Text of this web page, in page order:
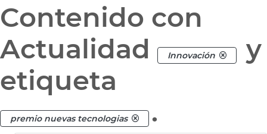
Contenido con
Actualidad
Innovación
y
etiqueta
premio nuevas tecnologias .